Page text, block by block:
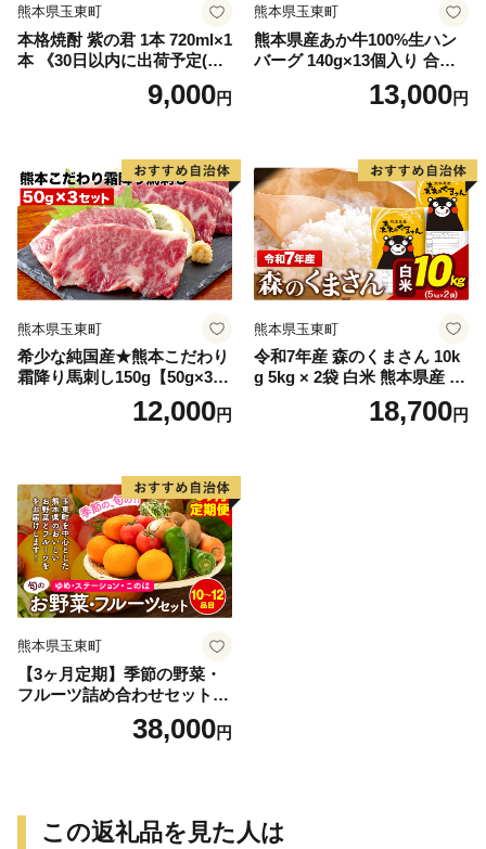
熊本県玉東町
本格焼酎 紫の君 1本 720ml×1
本 《30日以内に出荷予定(土
日祝除く)》そば是上々吉 酒
や上々吉 紫芋使用（玉東町
9,000円
熊本県玉東町
熊本県産あか牛100%生ハン
バーグ 140g×13個入り 合計1
820g 1.82kg以上《30日以内
に出荷予定(土日祝除く)》熊
13,000円
熊本県玉東町
希少な純国産★熊本こだわり
霜降り馬刺し150g【50g×3セ
ット】馬刺しのタレ(10ml×2
袋)《2027年1月上旬-3月末頃
肉 タレ付き
12,000円
熊本県玉東町
令和7年産 森のくまさん 10k
g 5kg × 2袋 白米 熊本県産 単
一原料米 森くま《7-14日以内
に出荷予定(土日祝除く)》送
18,700円
熊本県玉東町
【3ヶ月定期】季節の野菜・
フルーツ詰め合わせセット 1
0〜12品目 《お申込み月の翌
月から出荷開始》ゆめ・ステ
大根 みかん 柑橘 梨 すいか
メロン 桃st-p
38,000円
この返礼品を見た人は